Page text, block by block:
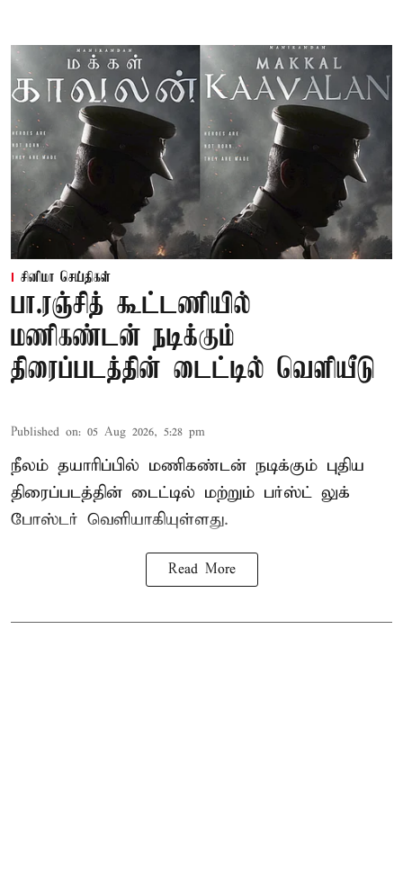
சினிமா செய்திகள்
பா.ரஞ்சித் கூட்டணியில்
மணிகண்டன் நடிக்கும்
திரைப்படத்தின் டைட்டில் வெளியீடு
Published on: 05 Aug 2026, 5:28 pm
நீலம் தயாரிப்பில் மணிகண்டன் நடிக்கும் புதிய
திரைப்படத்தின் டைட்டில் மற்றும் பர்ஸ்ட் லுக்
போஸ்டர் வெளியாகியுள்ளது.
Read More